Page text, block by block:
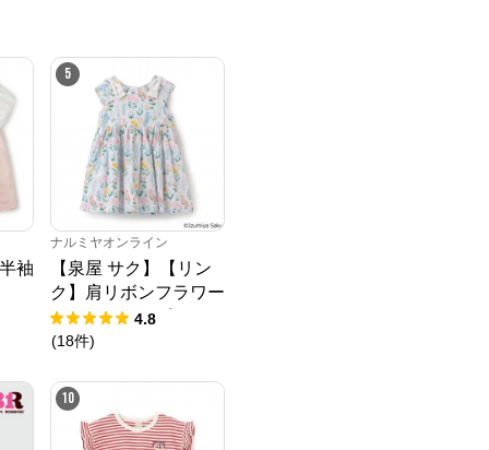
袖
5
ナルミヤオンライン
【泉屋 サク】【リン
ク】肩リボンフラワー
キャットワンピース
4.8
(18件)
10